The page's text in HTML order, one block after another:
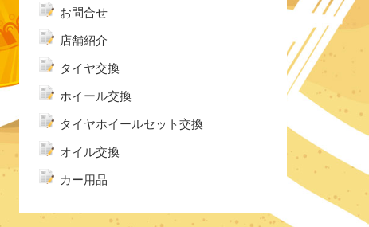
お問合せ
店舗紹介
タイヤ交換
ホイール交換
タイヤホイールセット交換
オイル交換
カー用品